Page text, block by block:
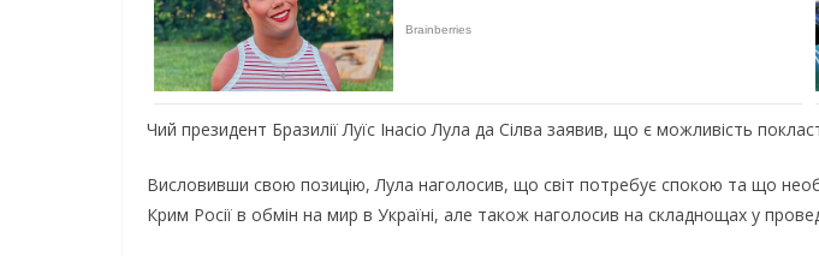
Чий президент Бразилії Луїс Інасіо Лула да Сілва заявив, що є можливість
Висловивши свою позицію, Лула наголосив, що світ потребує спокою та що
Крим Росії в обмін на мир в Україні, але також наголосив на складнощах у